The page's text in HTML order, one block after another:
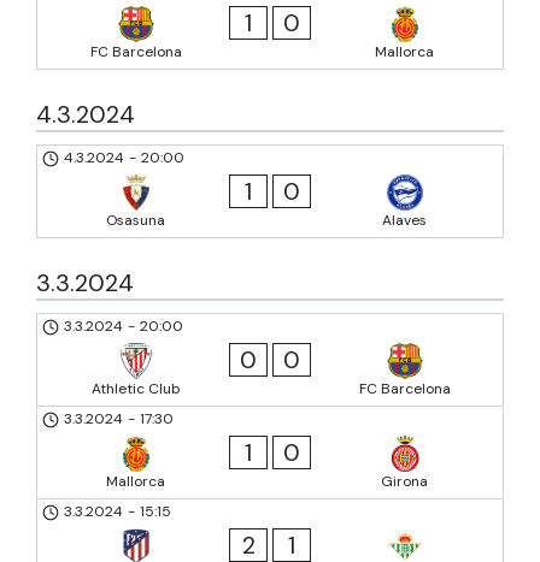
FC Barcelona
1 0
Mallorca
4.3.2024
4.3.2024 - 20:00
Osasuna
1 0
Alaves
3.3.2024
3.3.2024 - 20:00
Athletic Club
0 0
FC Barcelona
3.3.2024 - 17:30
Mallorca
1 0
Girona
3.3.2024 - 15:15
2 1